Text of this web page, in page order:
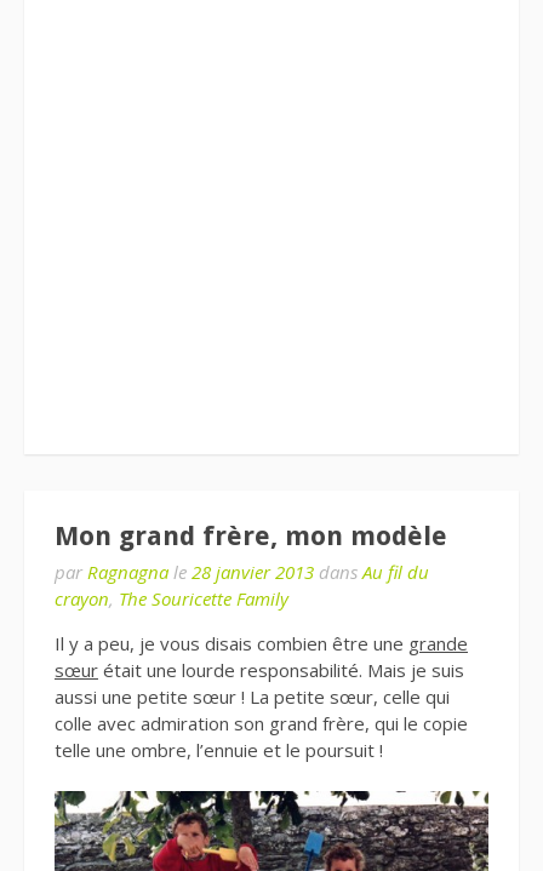
Mon grand frère, mon modèle
par Ragnagna le 28 janvier 2013 dansAu fil du
crayon, The Souricette Family
Il y a peu, je vous disais combien être une grande
sœur était une lourde responsabilité. Mais je suis
aussi une petite sœur ! La petite sœur, celle qui
colle avec admiration son grand frère, qui le copie
telle une ombre, l’ennuie et le poursuit !